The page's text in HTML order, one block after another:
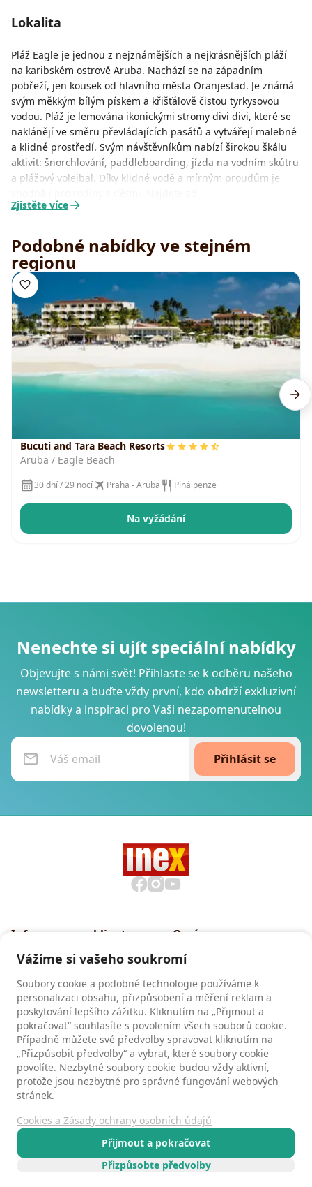
Lokalita
Pláž Eagle je jednou z nejznámějších a nejkrásnějších pláží
na karibském ostrově Aruba. Nachází se na západním
pobřeží, jen kousek od hlavního města Oranjestad. Je známá
svým měkkým bílým pískem a křišťálově čistou tyrkysovou
vodou. Pláž je lemována ikonickými stromy divi divi, které se
naklánějí ve směru převládajících pasátů a vytvářejí malebné
a klidné prostředí. Svým návštěvníkům nabízí širokou škálu
aktivit: šnorchlování, paddleboarding, jízda na vodním skútru
a plážový volejbal. Díky klidné vodě a mírným proudům je
Zjistěte více
Podobné nabídky ve stejném
regionu
Bucuti and Tara Beach Resorts
Aruba / Eagle Beach
30 dní / 29 nocí Praha - Aruba Plná penze
Na vyžádání
Nenechte si ujít speciální nabídky
Objevujte s námi svět! Přihlaste se k odběru našeho
newsletteru a buďte vždy první, kdo obdrží exkluzivní
nabídky a inspiraci pro Vaši nezapomenutelnou
dovolenou!
Přihlásit se
Informace pro klienty
podmínky CK INEX
Pojištění CK INEX
Zásady a informace o
zpracování osobních údajů
O nás
Recenze
Recenze našich klientů
© 1991 - 2026 CK INEX - exotické zájezdy na míru!
Kontakty
Všeobecné smluvní podmínky
Vážíme si vašeho soukromí
Soubory cookie a podobné technologie používáme k
personalizaci obsahu, přizpůsobení a měření reklam a
poskytování lepšího zážitku. Kliknutím na „Přijmout a
pokračovat“ souhlasíte s povolením všech souborů cookie.
Případně můžete své předvolby spravovat kliknutím na
„Přizpůsobit předvolby“ a vybrat, které soubory cookie
povolíte. Nezbytné soubory cookie budou vždy aktivní,
protože jsou nezbytné pro správné fungování webových
stránek.
Cookies a Zásady ochrany osobních údajů
Přizpůsobte předvolby
Přijmout a pokračovat